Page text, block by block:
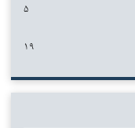
۵
۱۹